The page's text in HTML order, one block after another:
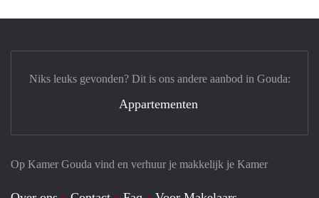
Op Kamer Gouda vind en verhuur je makkelijk je Kamer
Niks leuks gevonden? Dit is ons andere aanbod in Gouda:
Appartementen